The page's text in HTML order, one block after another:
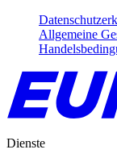
Allgemeine
Dienste